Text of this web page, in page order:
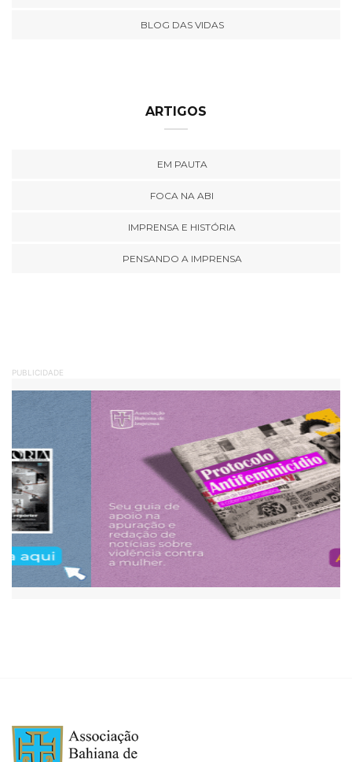
BLOG DAS VIDAS
ARTIGOS
EM PAUTA
FOCA NA ABI
IMPRENSA E HISTÓRIA
PENSANDO A IMPRENSA
PUBLICIDADE